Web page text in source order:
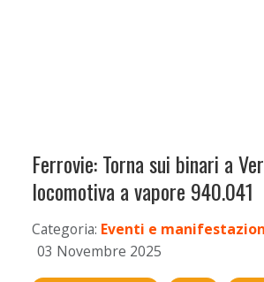
Ferrovie: Torna sui binari a
locomotiva a vapore 940.041
Categoria: Eventi e
03 Novembre 2025